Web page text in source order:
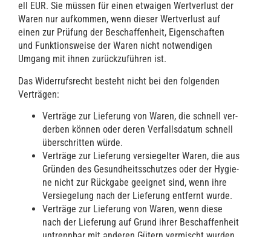
ell EUR. Sie müs­sen für einen etwa­igen Wert­ver­lust der
Waren nur auf­kom­men, wenn die­ser Wert­ver­lust auf
einen zur Prü­fung der Beschaf­fen­heit, Eigen­schaf­ten
und Funk­ti­ons­wei­se der Waren nicht not­wen­di­gen
Umgang mit ihnen zurück­zu­füh­ren ist.
Das Wider­rufs­recht besteht nicht bei den fol­gen­den
Verträgen:
Ver­trä­ge zur Lie­fe­rung von Waren, die schnell ver­
der­ben kön­nen oder deren Ver­falls­da­tum schnell
über­schrit­ten würde.
Ver­trä­ge zur Lie­fe­rung ver­sie­gel­ter Waren, die aus
Grün­den des Gesund­heits­schut­zes oder der Hygie­
ne nicht zur Rück­ga­be geeig­net sind, wenn ihre
Ver­sie­ge­lung nach der Lie­fe­rung ent­fernt wurde.
Ver­trä­ge zur Lie­fe­rung von Waren, wenn die­se
nach der Lie­fe­rung auf Grund ihrer Beschaf­fen­heit